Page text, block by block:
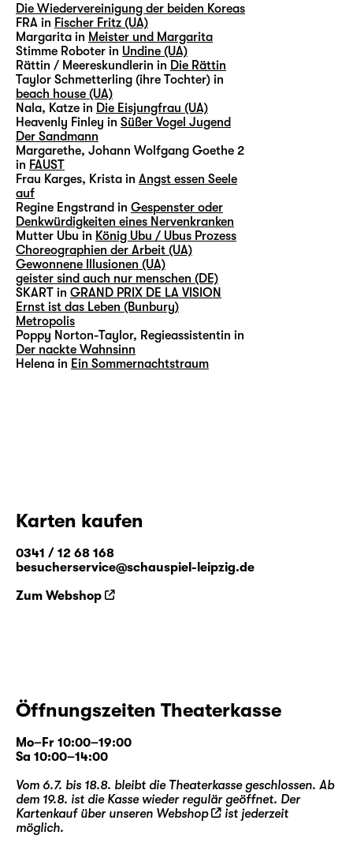
Die Wiedervereinigung der beiden Koreas
FRA in Fischer Fritz (UA)
Margarita in Meister und Margarita
Stimme Roboter in Undine (UA)
Rättin / Meereskundlerin in Die Rättin
Taylor Schmetterling (ihre Tochter) in
beach house (UA)
Nala, Katze in Die Eisjungfrau (UA)
Heavenly Finley in Süßer Vogel Jugend
Der Sandmann
Margarethe, Johann Wolfgang Goethe 2
in FAUST
Frau Karges, Krista in Angst essen Seele
auf
Regine Engstrand in Gespenster oder
Denkwürdigkeiten eines Nervenkranken
Mutter Ubu in König Ubu / Ubus Prozess
Choreographien der Arbeit (UA)
Gewonnene Illusionen (UA)
geister sind auch nur menschen (DE)
SKART in GRAND PRIX DE LA VISION
Ernst ist das Leben (Bunbury)
Metropolis
Poppy Norton-Taylor, Regieassistentin in
Der nackte Wahnsinn
Helena in Ein Sommernachtstraum
Karten kaufen
0341 / 12 68 168
besucherservice@schauspiel-leipzig.de
Zum Webshop
Öffnungszeiten Theaterkasse
Mo–Fr 10:00–19:00
Sa 10:00–14:00
Vom 6.7. bis 18.8. bleibt die Theaterkasse geschlossen. Ab
dem 19.8. ist die Kasse wieder regulär geöffnet. Der
Kartenkauf über unseren Webshop
ist jederzeit
möglich.